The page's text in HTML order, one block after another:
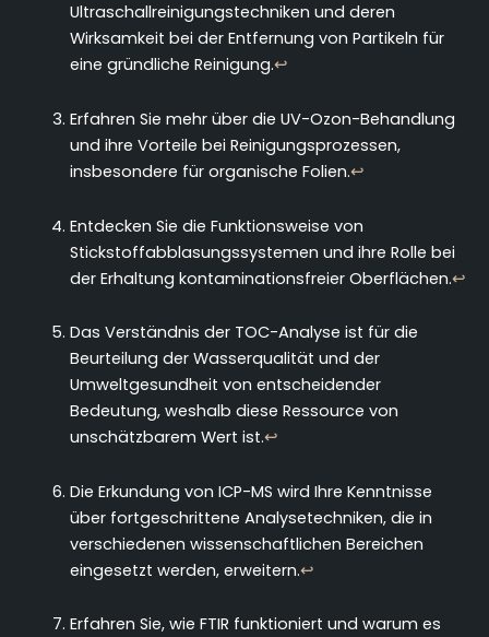
Ultraschallreinigungstechniken und deren
Wirksamkeit bei der Entfernung von Partikeln für
eine gründliche Reinigung.↩
Erfahren Sie mehr über die UV-Ozon-Behandlung
und ihre Vorteile bei Reinigungsprozessen,
insbesondere für organische Folien.↩
Entdecken Sie die Funktionsweise von
Stickstoffabblasungssystemen und ihre Rolle bei
der Erhaltung kontaminationsfreier Oberflächen.↩
Das Verständnis der TOC-Analyse ist für die
Beurteilung der Wasserqualität und der
Umweltgesundheit von entscheidender
Bedeutung, weshalb diese Ressource von
unschätzbarem Wert ist.↩
Die Erkundung von ICP-MS wird Ihre Kenntnisse
über fortgeschrittene Analysetechniken, die in
verschiedenen wissenschaftlichen Bereichen
eingesetzt werden, erweitern.↩
Erfahren Sie, wie FTIR funktioniert und warum es